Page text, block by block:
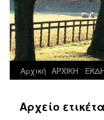
Αρχική ΑΡΧΙΚΗ
Αρχείο